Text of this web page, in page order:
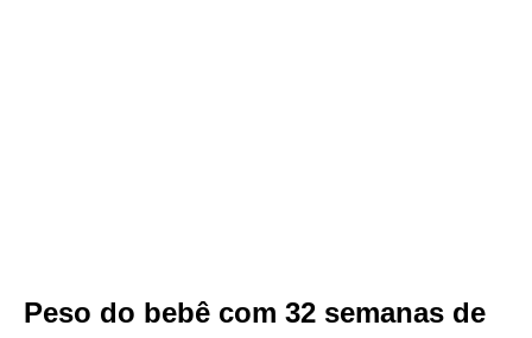
Peso do bebê com 32 semanas de